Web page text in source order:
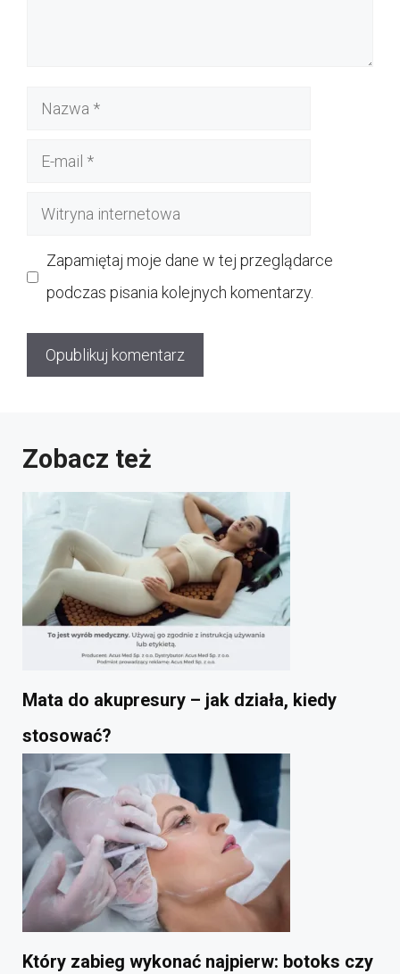
Nazwa
Witryna
Zapamiętaj moje dane w tej przeglądarce
podczas pisania kolejnych komentarzy.
Zobacz też
Mata do akupresury – jak działa, kiedy
stosować?
Który zabieg wykonać najpierw: botoks czy